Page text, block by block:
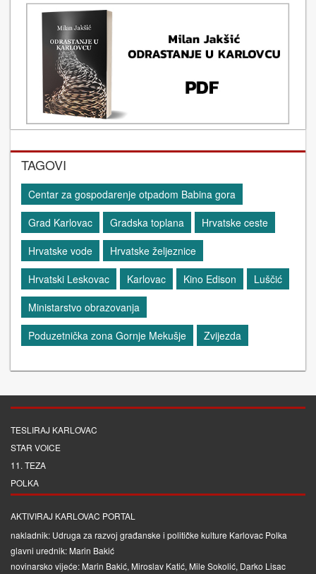
TAGOVI
Centar za gospodarenje otpadom Babina gora
Grad Karlovac
Gradska toplana
Hrvatske ceste
Hrvatske vode
Hrvatske željeznice
Hrvatski Leskovac
Karlovac Kino Edison
Luščić
Ministarstvo obrazovanja
Poduzetnička zona Gornje Mekušje
Zvijezda
TESLIRAJ KARLOVAC
STAR VOICE
11. TEZA
POLKA
AKTIVIRAJ KARLOVAC PORTAL
nakladnik: Udruga za razvoj građanske i političke kulture Karlovac Polka
glavni urednik: Marin Bakić
novinarsko vijeće: Marin Bakić, Miroslav Katić, Mile Sokolić, Darko Lisac